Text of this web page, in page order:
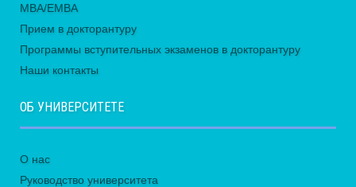
MBA/EMBA
Прием в докторантуру
Программы вступительных экзаменов в докторантуру
Наши контакты
ОБ УНИВЕРСИТЕТЕ
О нас
Руководство университета